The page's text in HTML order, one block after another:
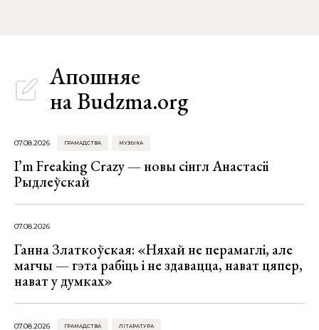
Апошняе
на Budzma.org
07.08.2026 ГРАМАДСТВА МУЗЫКА
I’m Freaking Crazy — новы сінгл Анастасіі
Рыдлеўскай
07.08.2026
Ганна Златкоўская: «Няхай не перамаглі, але
магчы — гэта рабіць і не здавацца, нават цяпер,
нават у думках»
07.08.2026 ГРАМАДСТВА ЛІТАРАТУРА